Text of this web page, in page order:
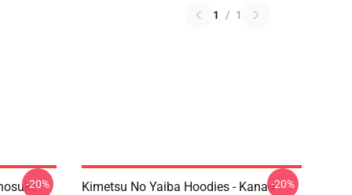
1 / 1
-20%
Kimetsu No Yaiba Hoodies - Kanao-20%